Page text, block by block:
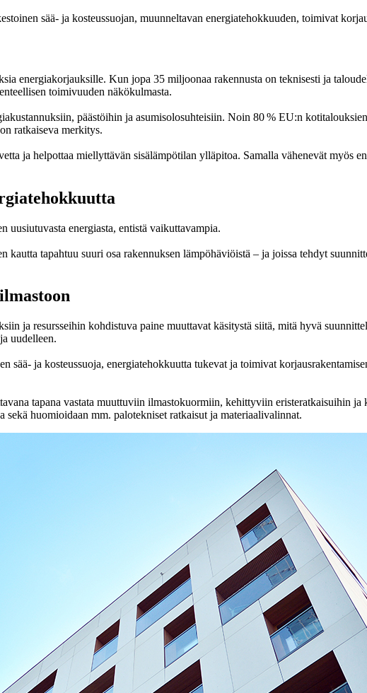
sää- ja kosteussuojan, muunneltavan energiatehokkuuden, toimivat
energiakorjauksille. Kun jopa 35 miljoonaa rakennusta on teknisesti ja
toimivuuden näkökulmasta.
päästöihin ja asumisolosuhteisiin. Noin 80 % EU:n
ratkaiseva merkitys.
ja helpottaa miellyttävän sisälämpötilan ylläpitoa. Samalla vähenevät myös
uusiutuvasta energiasta, entistä vaikuttavampia.
tapahtuu suuri osa rakennuksen lämpöhäviöistä – ja joissa tehdyt
ja resursseihin kohdistuva paine muuttavat käsitystä siitä, mitä hyvä
uudelleen.
ja kosteussuoja, energiatehokkuutta tukevat ja toimivat
tapana vastata muuttuviin ilmastokuormiin, kehittyviin eristeratkaisuihin ja
sekä huomioidaan mm. palotekniset ratkaisut ja materiaalivalinnat.